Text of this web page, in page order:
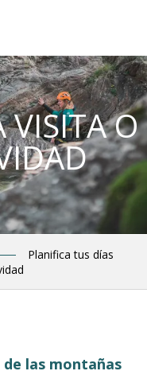
VISITA O
Planifica tus días
las montañas